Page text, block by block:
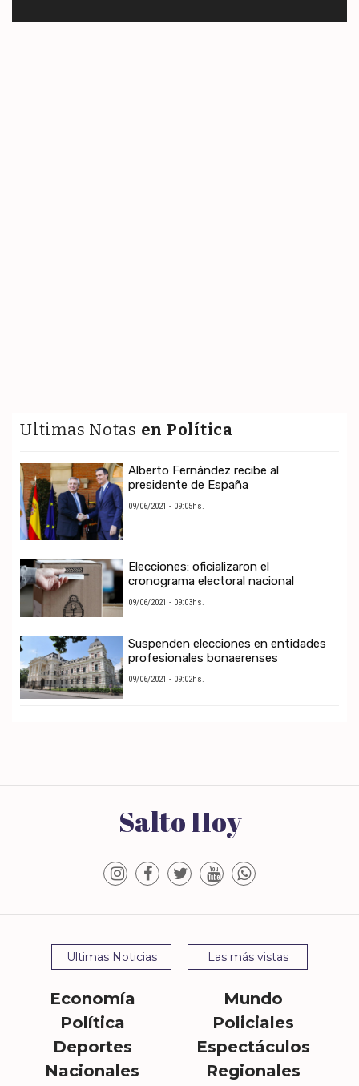
Ultimas Notas en Política
Alberto Fernández recibe al
presidente de España
09/06/2021 - 09:05hs.
Elecciones: oficializaron el
cronograma electoral nacional
09/06/2021 - 09:03hs.
Suspenden elecciones en entidades
profesionales bonaerenses
09/06/2021 - 09:02hs.
Salto Hoy
Ultimas Noticias Las más vistas
Economía
Mundo
Política
Policiales
Deportes
Espectáculos
Nacionales
Regionales